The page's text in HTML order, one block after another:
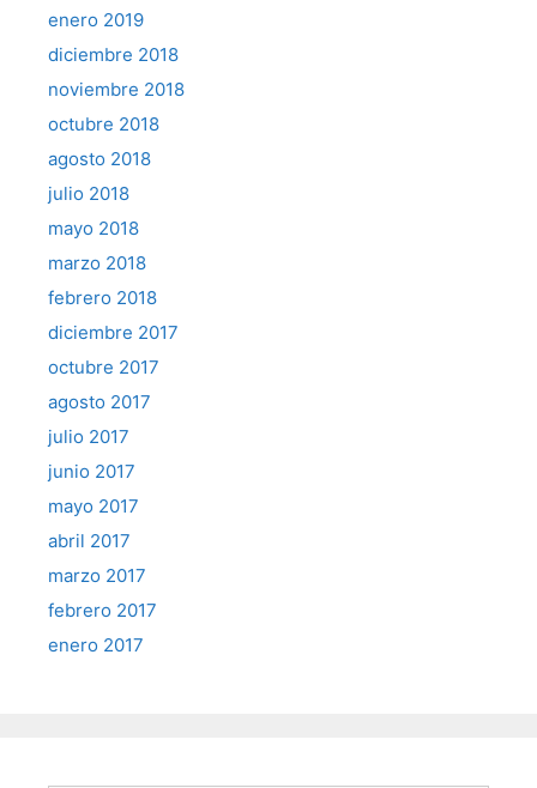
enero 2019
diciembre 2018
noviembre 2018
octubre 2018
agosto 2018
julio 2018
mayo 2018
marzo 2018
febrero 2018
diciembre 2017
octubre 2017
agosto 2017
julio 2017
junio 2017
mayo 2017
abril 2017
marzo 2017
febrero 2017
enero 2017